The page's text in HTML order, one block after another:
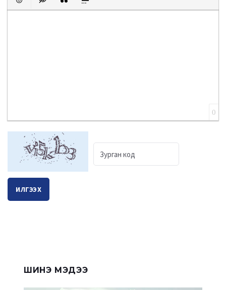
EmoticonsInsert hidden text
Insert QuoteInsert spoiler
0
ИЛГЭЭХ
ШИНЭ МЭДЭЭ